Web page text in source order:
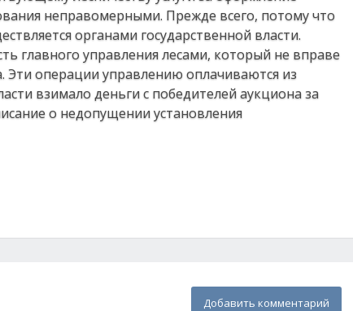
неправомерными. Прежде всего, потому что
органами государственной власти.
главного управления лесами, который не вправе
Эти операции управлению оплачиваются из
взимало деньги с победителей аукциона за
о недопущении установления
Добавить комментарий